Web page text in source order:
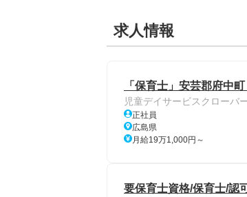
求人情報
「保育士」安芸郡府中
児童デイサービスクローバ
正社員
広島県
月給19万1,000円～
要保育士資格/保育士/認